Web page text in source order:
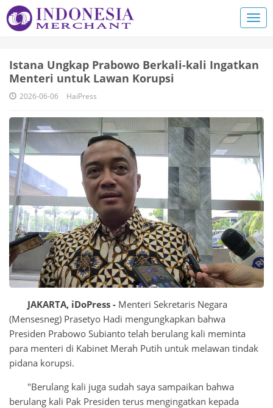
Istana Ungkap Prabowo Berkali-kali Ingatkan
Menteri untuk Lawan Korupsi
2026-06-06 HaiPress
JAKARTA, iDoPress - Menteri Sekretaris Negara
(Mensesneg) Prasetyo Hadi mengungkapkan bahwa
Presiden Prabowo Subianto telah berulang kali meminta
para menteri di Kabinet Merah Putih untuk melawan tindak
pidana korupsi.
"Berulang kali juga sudah saya sampaikan bahwa
berulang kali Pak Presiden terus mengingatkan kepada